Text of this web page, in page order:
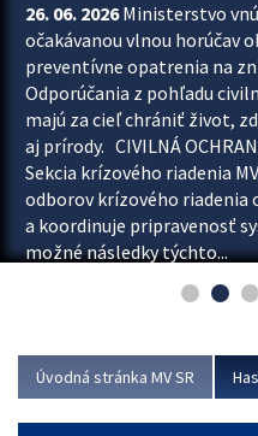
26. 06. 2026Ministerstvo
očakávanou vlnou horúčav
preventívne opatrenia na
Odporúčania z pohľadu
majú za cieľ chrániť život,
aj prírody. CIVILNÁ
Sekcia krízového riadenia
odborov krízového riadenia
a koordinuje pripravenosť
možné následky týchto...
Úvodná stránka MV SR